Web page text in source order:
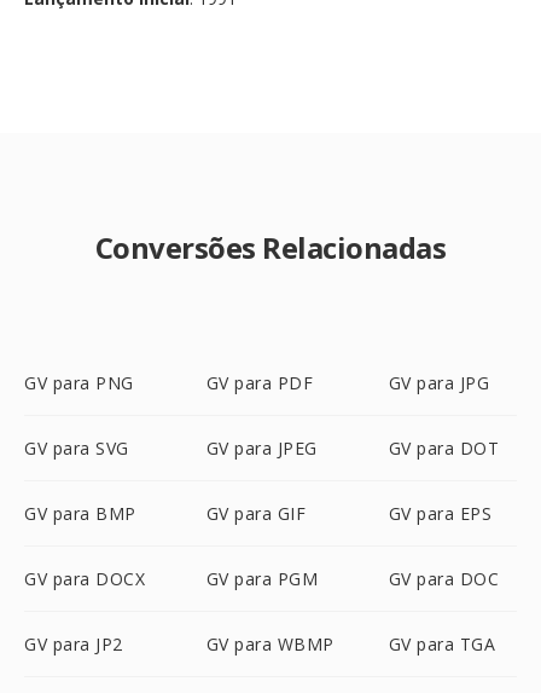
Conversões Relacionadas
GV para PNG GV para PDF GV para JPG
GV para SVG GV para JPEG GV para DOT
GV para BMP GV para GIF GV para EPS
GV para DOCX GV para PGM GV para DOC
GV para JP2 GV para WBMP GV para TGA